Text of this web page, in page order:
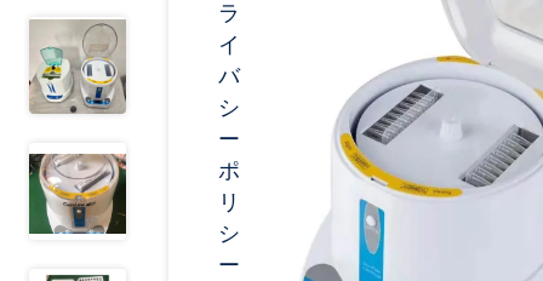
ラ
イ
バ
シ
ー
ポ
リ
シ
ー